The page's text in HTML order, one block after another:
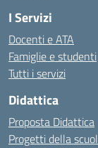
I Servizi
Docenti e ATA
Famiglie e studenti
Tutti i servizi
Didattica
Proposta Didattica
Progetti della